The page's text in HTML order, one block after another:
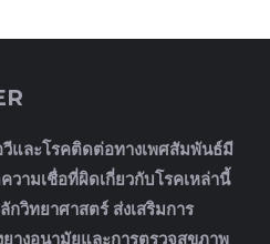
วีและโรคติดต่อทางเพศสัมพันธ์มี
ามเชื่อที่ผิดเกี่ยวกับโรคเหล่านี้
วิทยาศาสตร์ ส่งเสริมการ
ยางอนามัยและการตรวจสุขภาพ